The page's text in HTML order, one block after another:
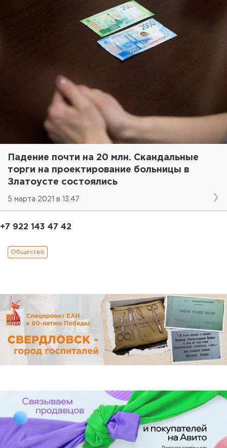
Падение почти на 20 млн. Скандальные
торги на проектирование больницы в
Златоусте состоялись
5 марта 2021 в 13:47
+7 922 143 47 42
Общество